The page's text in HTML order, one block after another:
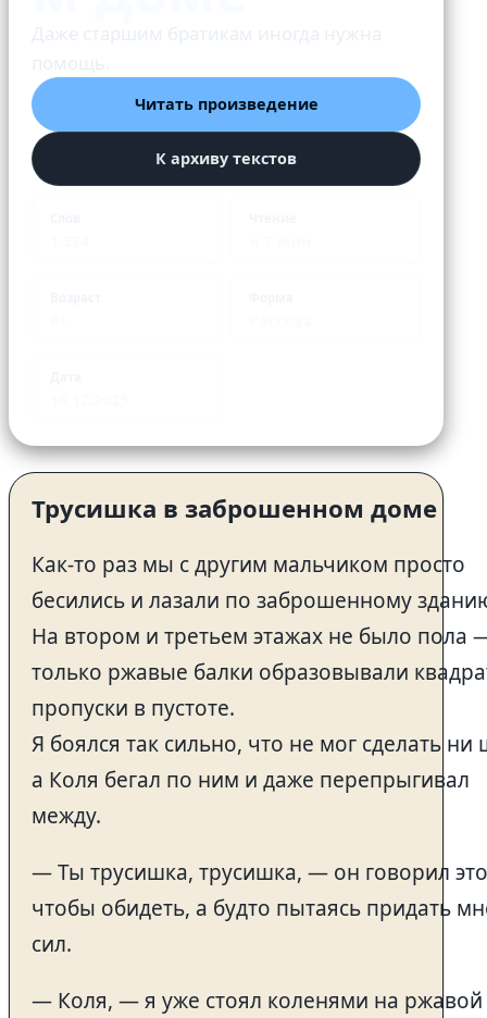
Читать произведение
К архиву текстов
Трусишка в заброшенном доме
Как-то раз мы с другим мальчиком просто
бесились и лазали по заброшенному
На втором и третьем этажах не было пола
только ржавые балки образовывали
пропуски в пустоте.
Я боялся так сильно, что не мог сделать ни
а Коля бегал по ним и даже перепрыгивал
между.
— Ты трусишка, трусишка, — он говорил
чтобы обидеть, а будто пытаясь придать
сил.
— Коля, — я уже стоял коленями на ржавой